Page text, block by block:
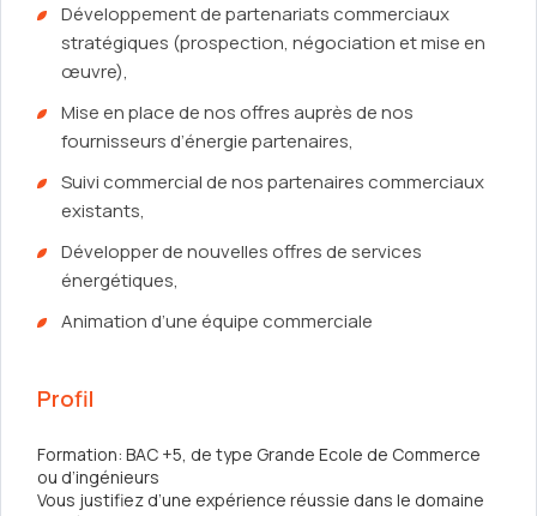
Développement de partenariats commerciaux
stratégiques (prospection, négociation et mise en
œuvre),
Mise en place de nos offres auprès de nos
fournisseurs d’énergie partenaires,
Suivi commercial de nos partenaires commerciaux
existants,
Développer de nouvelles offres de services
énergétiques,
Animation d’une équipe commerciale
Profil
Formation: BAC +5, de type Grande Ecole de Commerce
ou d’ingénieurs
Vous justifiez d’une expérience réussie dans le domaine